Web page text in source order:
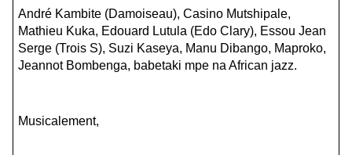
André Kambite (Damoiseau), Casino Mutshipale,
Mathieu Kuka, Edouard Lutula (Edo Clary), Essou Jean
Serge (Trois S), Suzi Kaseya, Manu Dibango, Maproko,
Jeannot Bombenga, babetaki mpe na African jazz.
Musicalement,